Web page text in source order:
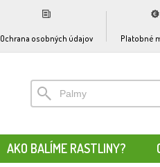
Ochrana osobných údajov Platobné
AKO BALÍME RASTLINY?